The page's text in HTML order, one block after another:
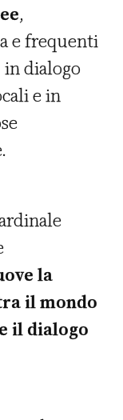
,
e frequenti
in dialogo
e in
la
il mondo
il dialogo